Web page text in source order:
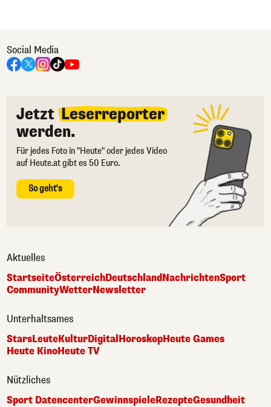
Social Media
Jetzt Leserreporter
werden.
Für jedes Foto in "Heute" oder jedes Video
auf Heute.at gibt es 50 Euro.
So geht's
Aktuelles
StartseiteÖsterreichDeutschlandNachrichtenSport
CommunityWetterNewsletter
Unterhaltsames
StarsLeuteKulturDigital HoroskopHeute Games
Heute KinoHeute TV
Nützliches
Sport DatencenterGewinnspieleRezepteGesundheit